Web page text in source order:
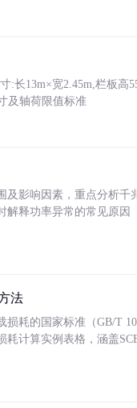
:长13m×宽2.45m,栏板高
及轴荷限值标准
影响因素，重点分析千
解释功率异常的常见原
法
耗的国家标准（GB/T
计算实例表格，涵盖